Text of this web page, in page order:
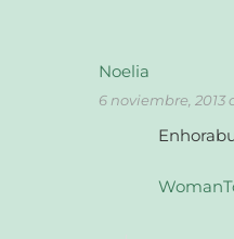
Noelia
6 noviembre, 2013